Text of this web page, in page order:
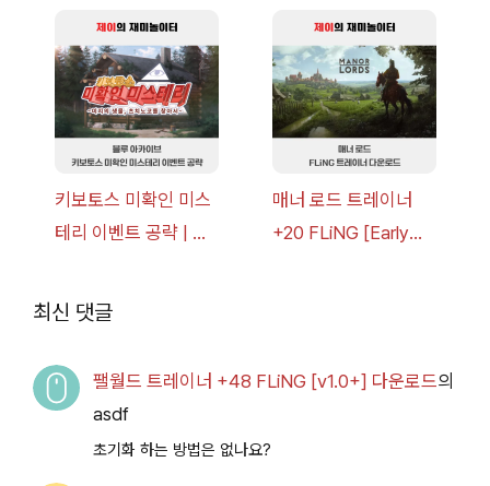
v1.0+] 다운로드
드
키보토스 미확인 미스
테리 이벤트 공략 | 블
매너 로드 트레이너
+20 FLiNG [Early
최신 댓글
팰월드 트레이너 +48 FLiNG [v1.0+] 다운로드의
asdf
초기화 하는 방법은 없나요?